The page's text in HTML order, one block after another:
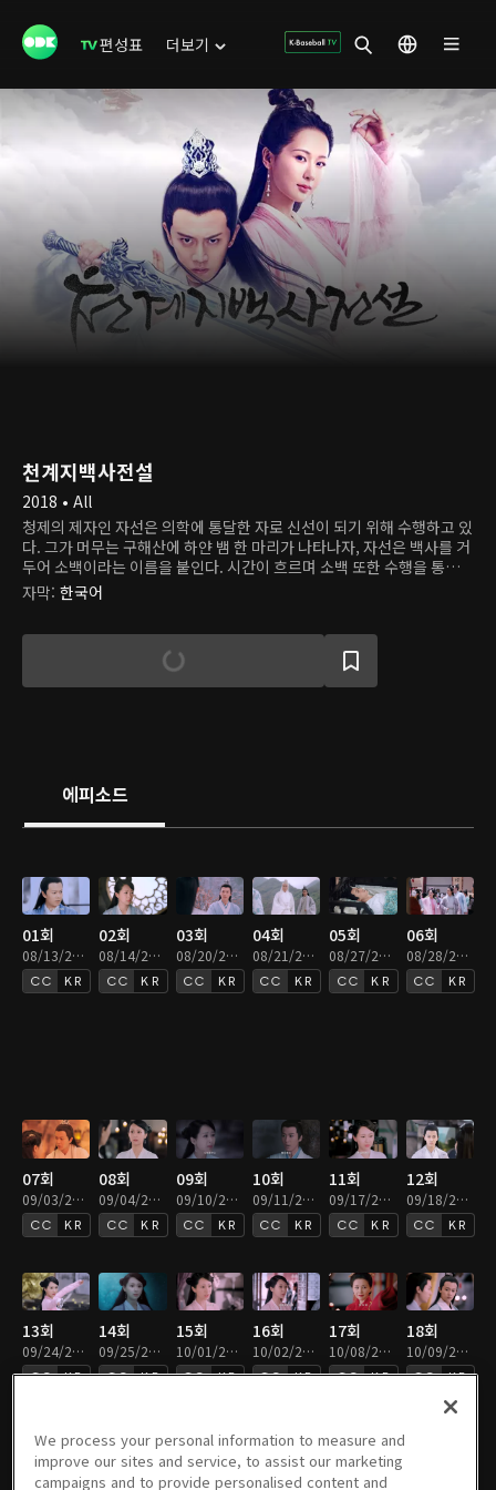
편성표 더보기
천계지백사전설
2018 • All
청제의 제자인 자선은 의학에 통달한 자로 신선이 되기 위해 수행하고 있
다. 그가 머무는 구해산에 하얀 뱀 한 마리가 나타나자, 자선은 백사를 거
두어 소백이라는 이름을 붙인다. 시간이 흐르며 소백 또한 수행을 통해
소녀로 변신할 수 있게 된다. 그러던 어느 날, 용왕의 아들 도철이 고대 괴
물인 흑교룡을 소환하여 세상을 혼란에 빠뜨린다. 자선과 그의 벗 능초는
희생한다. 그의 혼백이 사라지기 전, 지선은 소백에게 백요요라는 이름
을 주고 행복하게 살아야 한다고 당부한다. 하지만, 백요요는 사라진 자
선의 혼백을 불러 모으기 위해 천 년 동안 고군분투하고 있다. 백요요는
자막: 한국어
에피소드
01회
08/13/2021 • 46분
KR
02회
08/14/2021 • 46분
KR
03회
08/20/2021 • 46분
KR
04회
08/21/2021 • 46분
KR
05회
08/27/2021 • 46분
KR
06회
08/28/2021 • 46분
KR
07회
09/03/2021 • 46분
KR
08회
09/04/2021 • 46분
KR
09회
09/10/2021 • 46분
KR
10회
09/11/2021 • 46분
KR
11회
09/17/2021 • 46분
KR
12회
09/18/2021 • 46분
KR
13회
09/24/2021 • 46분
KR
14회
09/25/2021 • 46분
KR
15회
10/01/2021 • 46분
KR
16회
10/02/2021 • 46분
KR
17회
10/08/2021 • 46분
KR
18회
10/09/2021 • 43분
KR
19회 20회 21회 22회 23회
We process your personal information to measure and
improve our sites and service, to assist our marketing
campaigns and to provide personalised content and